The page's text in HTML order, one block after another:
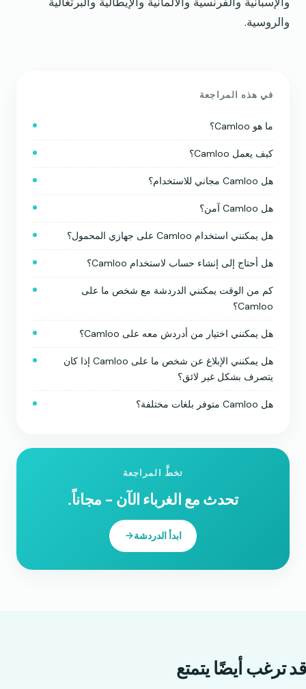
والروسية.
في هذه المراجعة
ما هو Camloo؟
كيف يعمل Camloo؟
هل Camloo مجاني للاستخدام؟
هل Camloo آمن؟
هل يمكنني استخدام Camloo على جهازي المحمول؟
هل أحتاج إلى إنشاء حساب لاستخدام Camloo؟
كم من الوقت يمكنني الدردشة مع شخص ما على
Camloo؟
هل يمكنني اختيار من أدردش معه على Camloo؟
هل يمكنني الإبلاغ عن شخص ما على Camloo إذا كان
يتصرف بشكل غير لائق؟
هل Camloo متوفر بلغات مختلفة؟
تخطَّ المراجعة
تحدث مع الغرباء الآن - مجاناً.
ابدأ الدردشة
قد ترغب أيضًا يتمتع